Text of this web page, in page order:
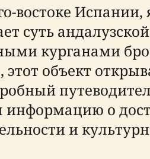
Испании,
суть
курганами
объект
информацию о
и